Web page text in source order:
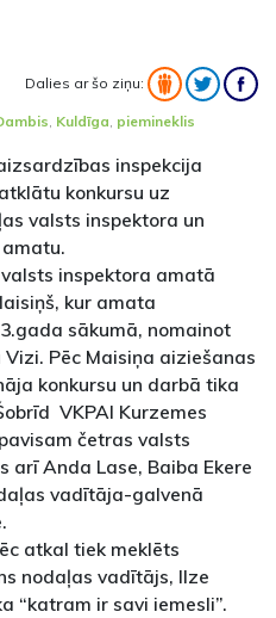
Dalies ar šo ziņu:
, Kuldīga, piemineklis
inspekcija
konkursu uz
valsts inspektora un
inspektora amatā
kur amata
sākumā, nomainot
Pēc Maisiņa aiziešanas
konkursu un darbā tika
VKPAI Kurzemes
četras valsts
arī Anda Lase, Baiba Ekere
vadītāja-galvenā
atkal tiek meklēts
nodaļas vadītājs, Ilze
“katram ir savi iemesli”.